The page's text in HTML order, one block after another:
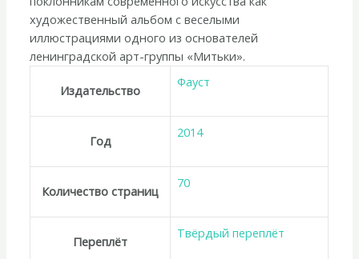
художественный альбом с веселыми
иллюстрациями одного из основателей
ленинградской арт-группы «Митьки».
Издательство
Фауст
Год
2014
Количество страниц
70
Переплёт
Твёрдый переплёт